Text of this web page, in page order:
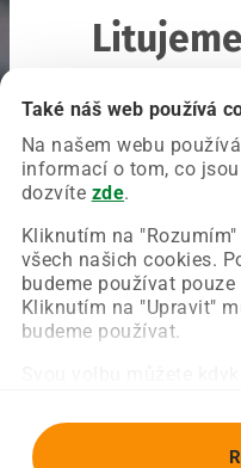
Také náš web používá
Na našem webu
informací o tom, co
dozvíte zde.
Kliknutím na
všech našich cookies.
budeme používat
Kliknutím na "Upravit"
budeme používat.
Chyba nastala na
Zkuste prosím znovu
Obnovit stránku